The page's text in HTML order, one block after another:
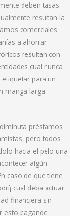
deben tasas
resultan la
comerciales
a ahorrar
resultan con
cual nunca
para un
manga larga
préstamos
pero todos
hacia el pelo una
algún
caso de que tiene
cual deba actuar
financiera sin
esto pagando